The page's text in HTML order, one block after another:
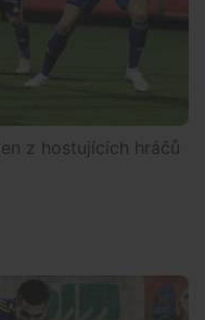
z hostujících hráčů